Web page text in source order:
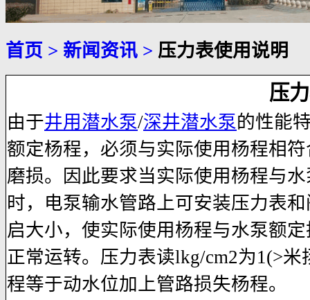
首页 > 新闻资讯 > 压力表使用说明
压
由于井用潜水泵/深井潜水泵的性能
额定杨程，必须与实际使用杨程相
磨损。因此要求当实际使用杨程与
时，电泵输水管路上可安装压力表
启大小，使实际使用杨程与水泵额
正常运转。压力表读lkg/cm2为1(>
程等于动水位加上管路损失杨程。